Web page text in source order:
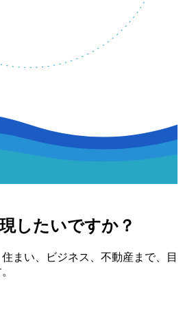
したいですか？
まい、ビジネス、不動産まで、目